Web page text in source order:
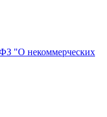
"О некоммерческих